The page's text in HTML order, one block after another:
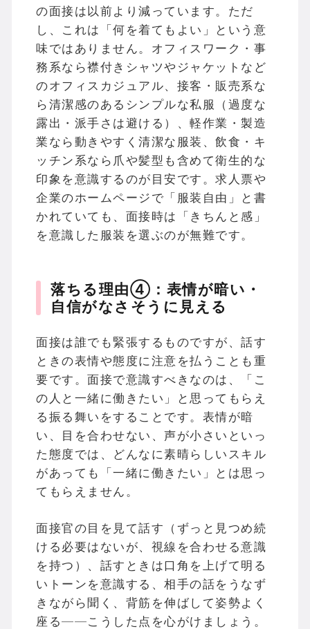
の面接は以前より減っています。ただ
し、これは「何を着てもよい」という意
味ではありません。オフィスワーク・事
務系なら襟付きシャツやジャケットなど
のオフィスカジュアル、接客・販売系な
ら清潔感のあるシンプルな私服（過度な
露出・派手さは避ける）、軽作業・製造
業なら動きやすく清潔な服装、飲食・キ
ッチン系なら爪や髪型も含めて衛生的な
印象を意識するのが目安です。求人票や
企業のホームページで「服装自由」と書
かれていても、面接時は「きちんと感」
を意識した服装を選ぶのが無難です。
落ちる理由④：表情が暗い・
自信がなさそうに見える
面接は誰でも緊張するものですが、話す
ときの表情や態度に注意を払うことも重
要です。面接で意識すべきなのは、「こ
の人と一緒に働きたい」と思ってもらえ
る振る舞いをすることです。表情が暗
い、目を合わせない、声が小さいといっ
た態度では、どんなに素晴らしいスキル
があっても「一緒に働きたい」とは思っ
てもらえません。
面接官の目を見て話す（ずっと見つめ続
ける必要はないが、視線を合わせる意識
を持つ）、話すときは口角を上げて明る
いトーンを意識する、相手の話をうなず
きながら聞く、背筋を伸ばして姿勢よく
座る——こうした点を心がけましょう。